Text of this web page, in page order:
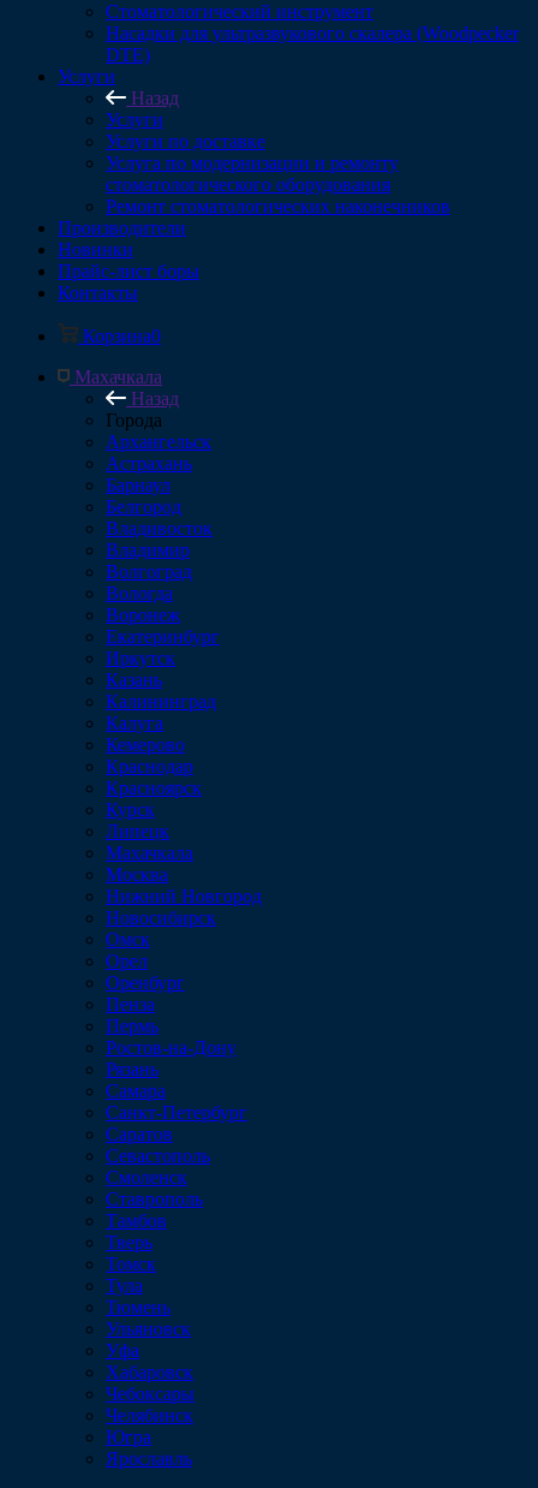
Стоматологический инструмент
Насадки для ультразвукового скалера (Woodpecker
DTE)
Услуги
Назад
Услуги
Услуги по доставке
Услуга по модернизации и ремонту
стоматологического оборудования
Ремонт стоматологических наконечников
Производители
Новинки
Прайс-лист боры
Контакты
Корзина0
Махачкала
Назад
Города
Архангельск
Астрахань
Барнаул
Белгород
Владивосток
Владимир
Волгоград
Вологда
Воронеж
Екатеринбург
Иркутск
Казань
Калининград
Калуга
Кемерово
Краснодар
Красноярск
Курск
Липецк
Махачкала
Москва
Нижний Новгород
Новосибирск
Омск
Орел
Оренбург
Пенза
Пермь
Ростов-на-Дону
Рязань
Самара
Санкт-Петербург
Саратов
Севастополь
Смоленск
Ставрополь
Тамбов
Тверь
Томск
Тула
Тюмень
Ульяновск
Уфа
Хабаровск
Чебоксары
Челябинск
Югра
Ярославль